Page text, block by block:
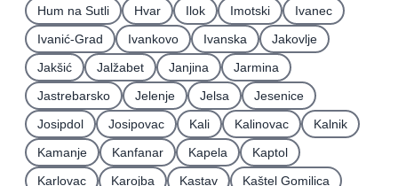
Hum na Sutli
Hvar Ilok Imotski
Ivanec
Ivanić-Grad
Ivankovo Ivanska
Jakovlje
Jakšić
Jalžabet Janjina
Jarmina
Jastrebarsko
Jelenje Jelsa
Jesenice
Josipdol
Josipovac Kali Kalinovac
Kalnik
Kamanje
Kanfanar Kapela
Kaptol
Karlovac
Karojba Kastav Kaštel Gomilica